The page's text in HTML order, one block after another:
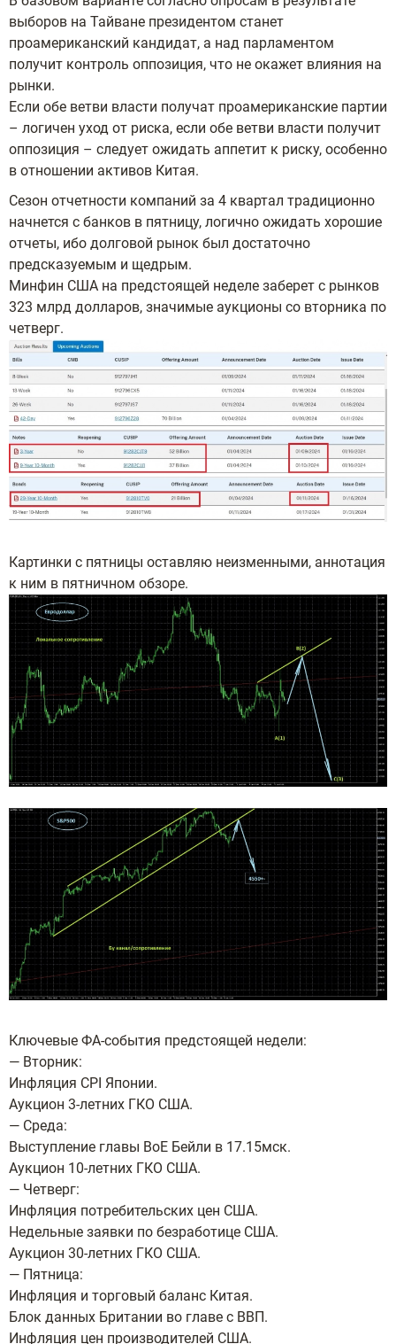
выборов на Тайване президентом станет
проамериканский кандидат, а над парламентом
получит контроль оппозиция, что не окажет влияния на
рынки.
Если обе ветви власти получат проамериканские партии
– логичен уход от риска, если обе ветви власти получит
оппозиция – следует ожидать аппетит к риску, особенно
в отношении активов Китая.
Сезон отчетности компаний за 4 квартал традиционно
начнется с банков в пятницу, логично ожидать хорошие
отчеты, ибо долговой рынок был достаточно
предсказуемым и щедрым.
Минфин США на предстоящей неделе заберет с рынков
323 млрд долларов, значимые аукционы со вторника по
четверг.
Картинки с пятницы оставляю неизменными, аннотация
к ним в пятничном обзоре.
Ключевые ФА-события предстоящей недели:
— Вторник:
Инфляция CPI Японии.
Аукцион 3-летних ГКО США.
— Среда:
Выступление главы ВоЕ Бейли в 17.15мск.
Аукцион 10-летних ГКО США.
— Четверг:
Инфляция потребительских цен США.
Недельные заявки по безработице США.
Аукцион 30-летних ГКО США.
— Пятница:
Инфляция и торговый баланс Китая.
Блок данных Британии во главе с ВВП.
Инфляция цен производителей США.